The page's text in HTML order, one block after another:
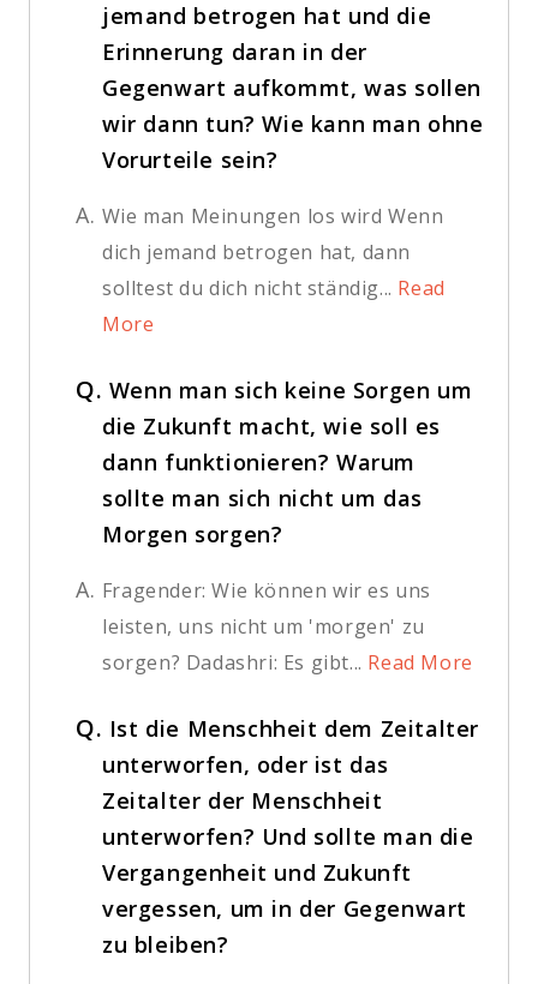
jemand betrogen hat und die
Erinnerung daran in der
Gegenwart aufkommt, was sollen
wir dann tun? Wie kann man ohne
Vorurteile sein?
A. Wie man Meinungen los wird Wenn
dich jemand betrogen hat, dann
solltest du dich nicht ständig... Read
More
Q. Wenn man sich keine Sorgen um
die Zukunft macht, wie soll es
dann funktionieren? Warum
sollte man sich nicht um das
Morgen sorgen?
A. Fragender: Wie können wir es uns
leisten, uns nicht um 'morgen' zu
sorgen? Dadashri: Es gibt... Read More
Q. Ist die Menschheit dem Zeitalter
unterworfen, oder ist das
Zeitalter der Menschheit
unterworfen? Und sollte man die
Vergangenheit und Zukunft
vergessen, um in der Gegenwart
zu bleiben?